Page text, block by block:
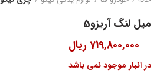
میل لنگ آریزو5
719,800,000 ریال
در انبار موجود نمی باشد